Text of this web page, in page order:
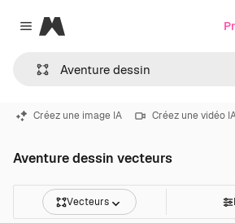
Close menu
Magnific
Créez une image IA Créez une vidéo
Aventure dessin vecteurs
Vecteurs